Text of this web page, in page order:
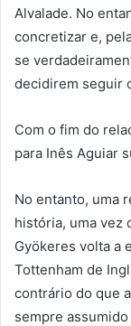
Alvalade. No
concretizar e,
se
decidirem seguir
Com o fim do
para Inês Aguiar
No entanto, uma
história, uma vez
Gyökeres volta a
Tottenham de
contrário do que
sempre